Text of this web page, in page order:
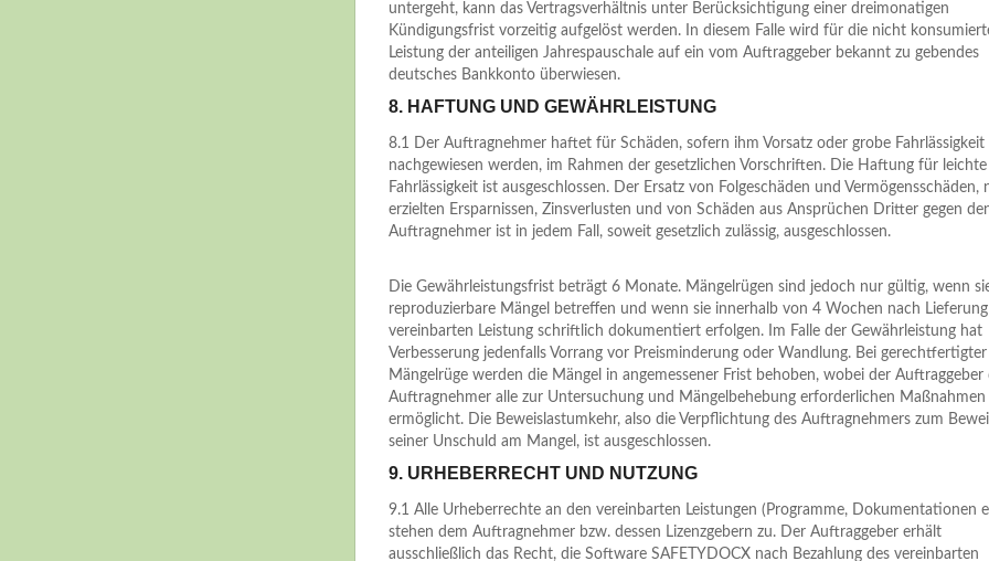
untergeht, kann das Vertragsverhältnis unter Berücksichtigung einer dreimonatigen
Kündigungsfrist vorzeitig aufgelöst werden. In diesem Falle wird für die nicht
Leistung der anteiligen Jahrespauschale auf ein vom Auftraggeber bekannt zu gebendes
deutsches Bankkonto überwiesen.
8. HAFTUNG UND GEWÄHRLEISTUNG
8.1 Der Auftragnehmer haftet für Schäden, sofern ihm Vorsatz oder grobe Fahrlässigkeit
nachgewiesen werden, im Rahmen der gesetzlichen Vorschriften. Die Haftung für leichte
Fahrlässigkeit ist ausgeschlossen. Der Ersatz von Folgeschäden und Vermögensschäden,
erzielten Ersparnissen, Zinsverlusten und von Schäden aus Ansprüchen Dritter gegen
Auftragnehmer ist in jedem Fall, soweit gesetzlich zulässig, ausgeschlossen.
Die Gewährleistungsfrist beträgt 6 Monate. Mängelrügen sind jedoch nur gültig, wenn
reproduzierbare Mängel betreffen und wenn sie innerhalb von 4 Wochen nach
vereinbarten Leistung schriftlich dokumentiert erfolgen. Im Falle der Gewährleistung hat
Verbesserung jedenfalls Vorrang vor Preisminderung oder Wandlung. Bei gerechtfertigter
Mängelrüge werden die Mängel in angemessener Frist behoben, wobei der Auftraggeber
Auftragnehmer alle zur Untersuchung und Mängelbehebung erforderlichen Maßnahmen
ermöglicht. Die Beweislastumkehr, also die Verpflichtung des Auftragnehmers zum
seiner Unschuld am Mangel, ist ausgeschlossen.
9. URHEBERRECHT UND NUTZUNG
9.1 Alle Urheberrechte an den vereinbarten Leistungen (Programme, Dokumentationen
stehen dem Auftragnehmer bzw. dessen Lizenzgebern zu. Der Auftraggeber erhält
ausschließlich das Recht, die Software SAFETYDOCX nach Bezahlung des vereinbarten